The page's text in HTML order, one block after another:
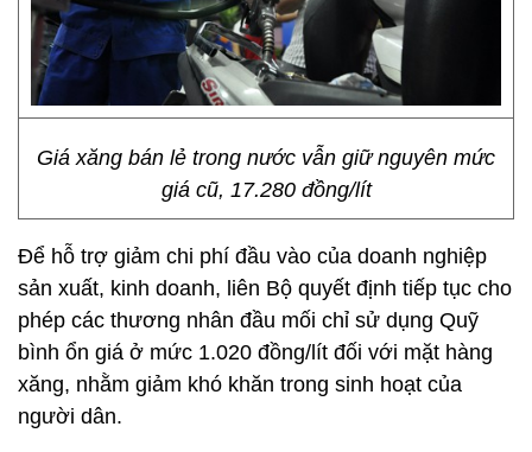
Giá xăng bán lẻ trong nước vẫn giữ nguyên mức
giá cũ, 17.280 đồng/lít
Để hỗ trợ giảm chi phí đầu vào của doanh nghiệp
sản xuất, kinh doanh, liên Bộ quyết định tiếp tục cho
phép các thương nhân đầu mối chỉ sử dụng Quỹ
bình ổn giá ở mức 1.020 đồng/lít đối với mặt hàng
xăng, nhằm giảm khó khăn trong sinh hoạt của
người dân.